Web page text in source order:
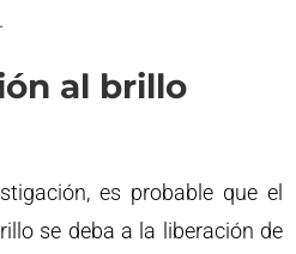
al brillo
es probable que el
se deba a la liberación de